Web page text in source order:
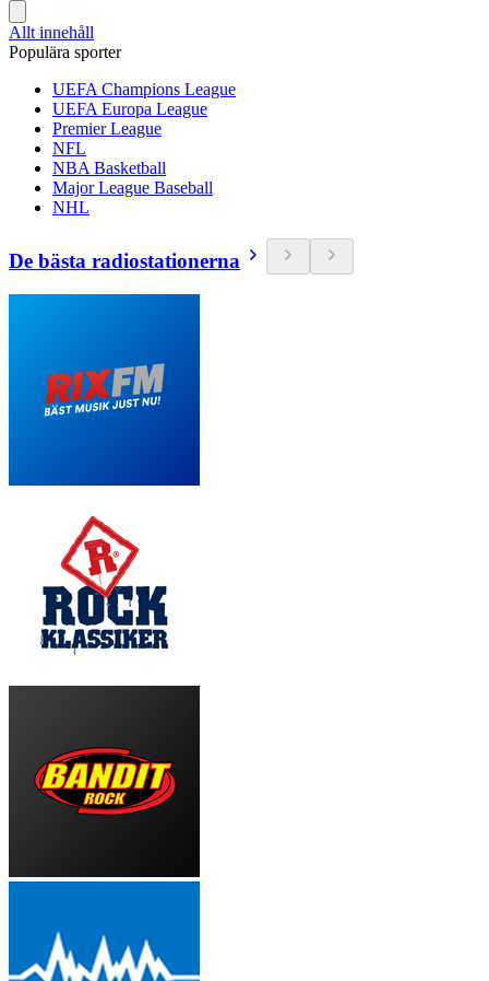
Allt innehåll
Populära sporter
UEFA Champions League
UEFA Europa League
Premier League
NFL
NBA Basketball
Major League Baseball
NHL
De bästa radiostationerna